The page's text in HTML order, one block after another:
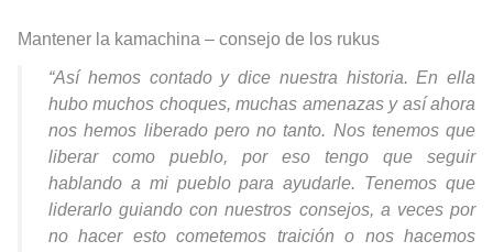
Mantener la kamachina – consejo de los rukus
“Así hemos contado y dice nuestra historia. En ella
hubo muchos choques, muchas amenazas y así ahora
nos hemos liberado pero no tanto. Nos tenemos que
liberar como pueblo, por eso tengo que seguir
hablando a mi pueblo para ayudarle. Tenemos que
liderarlo guiando con nuestros consejos, a veces por
no hacer esto cometemos traición o nos hacemos